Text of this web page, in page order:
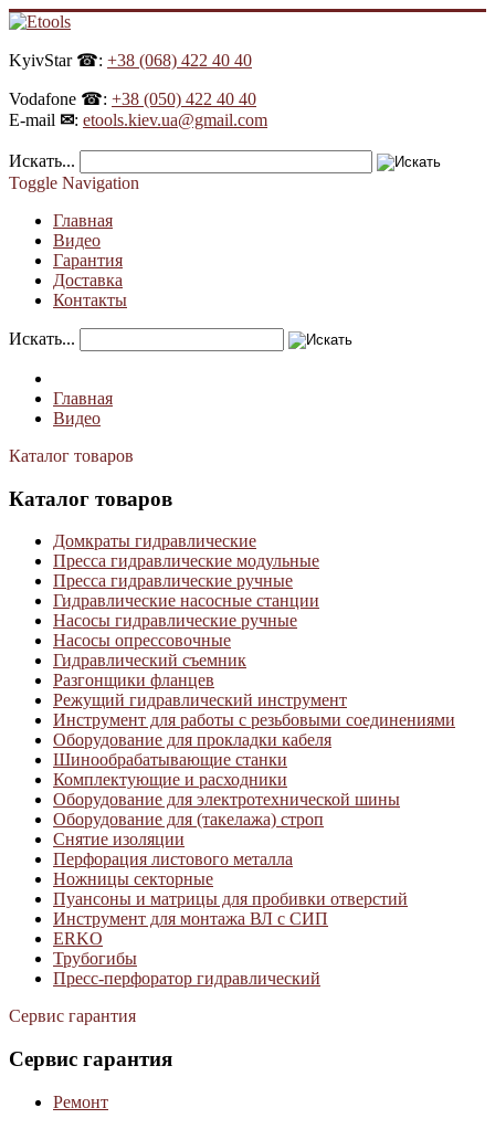
KyivStar ☎: +38 (068) 422 40 40
Vodafone ☎: +38 (050) 422 40 40
E-mail ✉: etools.kiev.ua@gmail.com
Искать...
Toggle Navigation
Главная
Видео
Гарантия
Доставка
Контакты
Искать...
Главная
Видео
Каталог товаров
Каталог товаров
Домкраты гидравлические
Пресса гидравлические модульные
Пресса гидравлические ручные
Гидравлические насосные станции
Насосы гидравлические ручные
Насосы опрессовочные
Гидравлический съемник
Разгонщики фланцев
Режущий гидравлический инструмент
Инструмент для работы с резьбовыми соединениями
Оборудование для прокладки кабеля
Шинообрабатывающие станки
Комплектующие и расходники
Оборудование для электротехнической шины
Оборудование для (такелажа) строп
Снятие изоляции
Перфорация листового металла
Ножницы секторные
Пуансоны и матрицы для пробивки отверстий
Инструмент для монтажа ВЛ с СИП
ERKO
Трубогибы
Пресс-перфоратор гидравлический
Сервис гарантия
Сервис гарантия
Ремонт